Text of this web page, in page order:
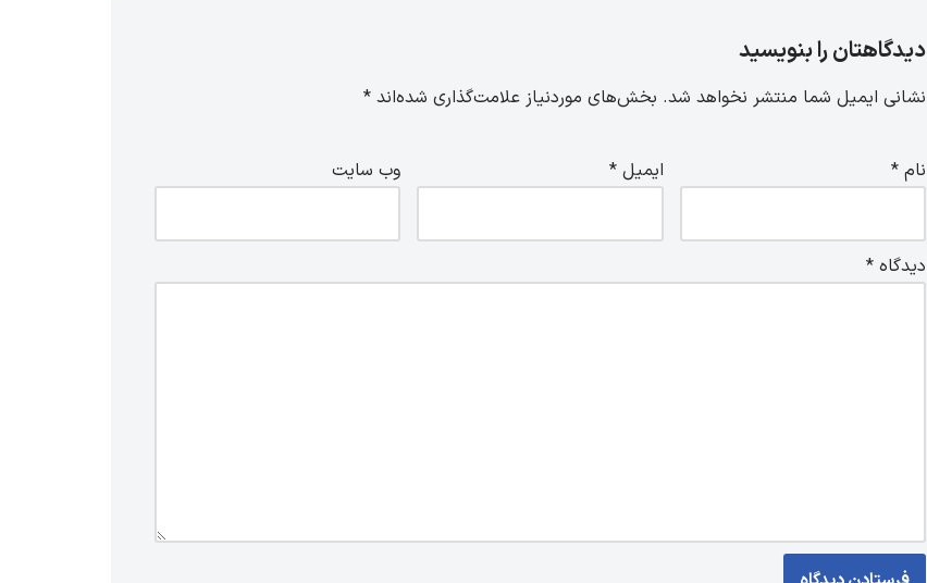
دیدگاهتان را بنویسید
نشانی ایمیل شما منتشر نخواهد شد. بخش‌های موردنیاز علامت‌گذاری شده‌اند *
نام * ایمیل* وب‌ سایت
دیدگاه *